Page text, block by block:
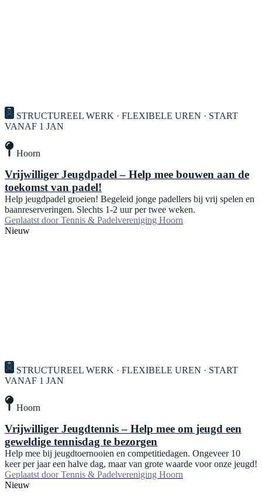
STRUCTUREEL WERK · FLEXIBELE UREN · START
VANAF 1 JAN
Hoorn
Vrijwilliger Jeugdpadel – Help mee bouwen aan de
toekomst van padel!
Help jeugdpadel groeien! Begeleid jonge padellers bij vrij spelen en
baanreserveringen. Slechts 1-2 uur per twee weken.
Geplaatst door Tennis & Padelvereniging Hoorn
Nieuw
STRUCTUREEL WERK · FLEXIBELE UREN · START
VANAF 1 JAN
Hoorn
Vrijwilliger Jeugdtennis – Help mee om jeugd een
geweldige tennisdag te bezorgen
Help mee bij jeugdtoernooien en competitiedagen. Ongeveer 10
keer per jaar een halve dag, maar van grote waarde voor onze jeugd!
Geplaatst door Tennis & Padelvereniging Hoorn
Nieuw